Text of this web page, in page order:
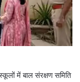
में बाल संरक्षण समिति